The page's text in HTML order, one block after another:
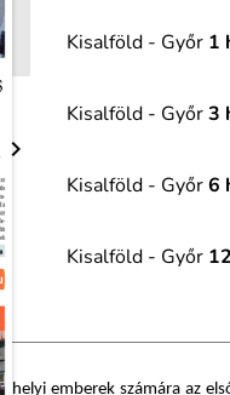

Kisalföld - Győr 1
Kisalföld - Győr3
Kisalföld - Győr6
Kisalföld - Győr
emberek számára az